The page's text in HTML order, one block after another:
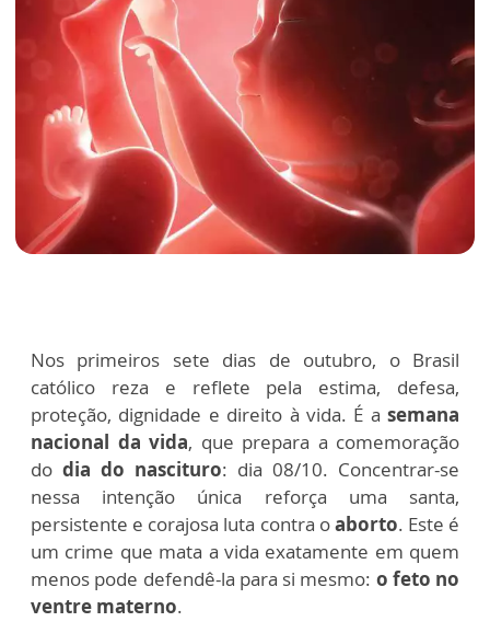
Nos primeiros sete dias de outubro, o Brasil
católico reza e reflete pela estima, defesa,
proteção, dignidade e direito à vida. É a semana
nacional da vida, que prepara a comemoração
do dia do nascituro: dia 08/10. Concentrar-se
nessa intenção única reforça uma santa,
persistente e corajosa luta contra oaborto. Este é
um crime que mata a vida exatamente em quem
menos pode defendê-la para si mesmo: o feto no
ventre materno.